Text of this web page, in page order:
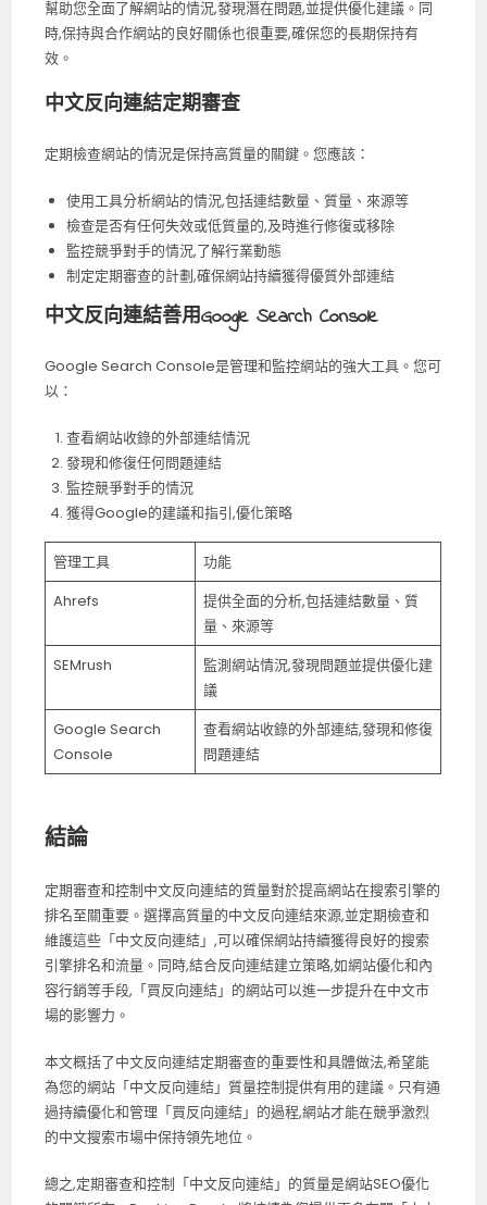
幫助您全面了解網站的情況,發現潛在問題,並提供優化建議。同
時,保持與合作網站的良好關係也很重要,確保您的長期保持有
效。
中文反向連結定期審查
定期檢查網站的情況是保持高質量的關鍵。您應該：
使用工具分析網站的情況,包括連結數量、質量、來源等
檢查是否有任何失效或低質量的,及時進行修復或移除
監控競爭對手的情況,了解行業動態
制定定期審查的計劃,確保網站持續獲得優質外部連結
中文反向連結善用Google Search Console
Google Search Console是管理和監控網站的強大工具。您可
以：
查看網站收錄的外部連結情況
發現和修復任何問題連結
監控競爭對手的情況
獲得Google的建議和指引,優化策略
管理工具
功能
Ahrefs
提供全面的分析,包括連結數量、質
量、來源等
SEMrush
監測網站情況,發現問題並提供優化建
議
Google Search
Console
查看網站收錄的外部連結,發現和修復
問題連結
結論
定期審查和控制中文反向連結的質量對於提高網站在搜索引擎的
排名至關重要。選擇高質量的中文反向連結來源,並定期檢查和
維護這些「中文反向連結」,可以確保網站持續獲得良好的搜索
引擎排名和流量。同時,結合反向連結建立策略,如網站優化和內
容行銷等手段,「買反向連結」的網站可以進一步提升在中文市
場的影響力。
本文概括了中文反向連結定期審查的重要性和具體做法,希望能
為您的網站「中文反向連結」質量控制提供有用的建議。只有通
過持續優化和管理「買反向連結」的過程,網站才能在競爭激烈
的中文搜索市場中保持領先地位。
總之,定期審查和控制「中文反向連結」的質量是網站SEO優化